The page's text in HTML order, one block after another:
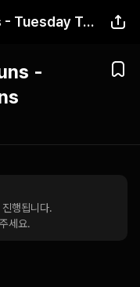
Seoul Flyers Weekly Runs - Tuesday Track Sessions
-
행됩니다.
세요.